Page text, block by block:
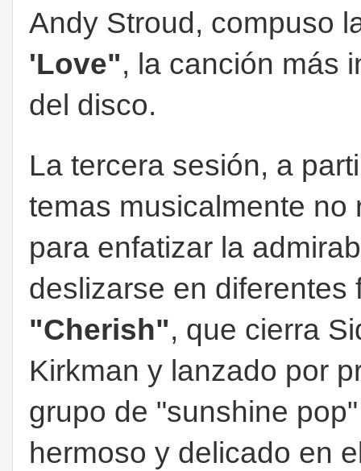
Andy Stroud, compuso
'Love", la canción más
del disco.
La tercera sesión, a
temas musicalmente
para enfatizar la
deslizarse en diferentes
"Cherish", que cierra
Kirkman y lanzado por
grupo de "sunshine
hermoso y delicado en